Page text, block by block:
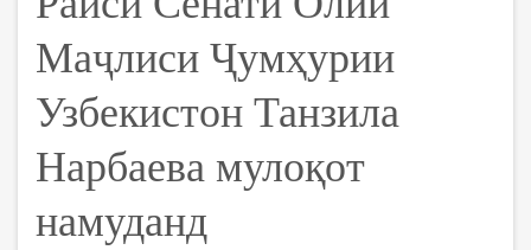
Маҷлиси Ҷумҳурии
Узбекистон Танзила
Нарбаева мулоқот
намуданд